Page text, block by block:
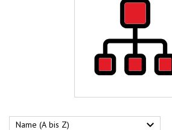
Name (A bis Z) 